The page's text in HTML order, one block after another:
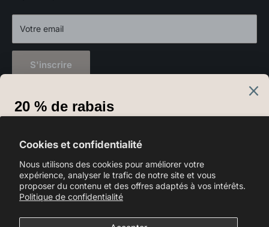
Cookies et confidentialité
Nous utilisons des cookies pour améliorer votre
expérience, analyser le trafic de notre site et vous
proposer du contenu et des offres adaptés à vos intérêts.
Politique de confidentialité
Votre email
S'inscrire
Langue
Nous acceptons